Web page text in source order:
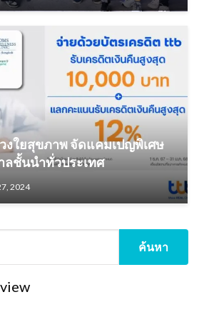
งใยสุขภาพ จัดแคมเปญพิเศษ
ลชั้นนำทั่วประเทศ
2024